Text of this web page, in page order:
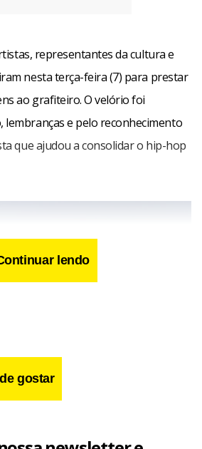
representantes da cultura e
nesta terça-feira (7) para prestar
ao grafiteiro. O velório foi
lembranças e pelo reconhecimento
que ajudou a consolidar o hip-hop
lendo
gostar